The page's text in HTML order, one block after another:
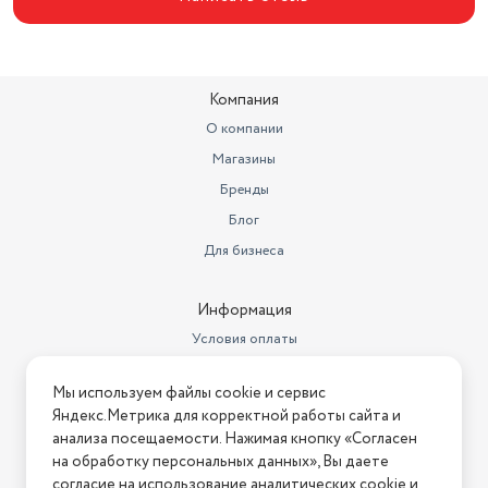
Высота, см
81.5
посудомоечная машина,
серебристый
5
44.8
Максимальный уровень шума
49
Бренд
Бирюса
Габариты упаковки WB
СГТ
Тип сушки
Конденсационная
Компания
О компании
Магазины
Бренды
Блог
Для бизнеса
Информация
Условия оплаты
Условия возврата
Нашли ошибку на сайте? Напишите нам
2026 © Интернет-магазин "АстМаркет". У нас есть всё!
Мы используем файлы cookie и сервис
Яндекс.Метрика для корректной работы сайта и
анализа посещаемости. Нажимая кнопку «Согласен
на обработку персональных данных», Вы даете